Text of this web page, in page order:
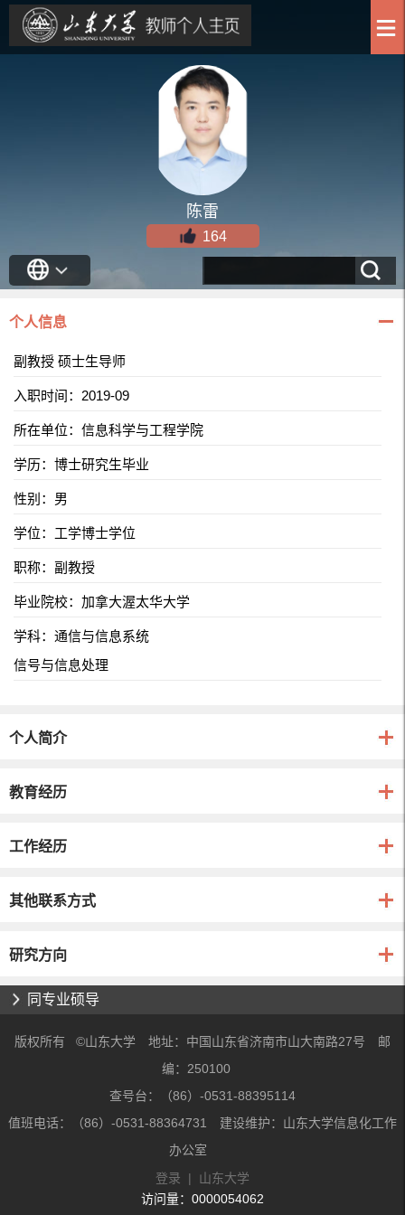
陈雷
164
个人信息
副教授 硕士生导师
入职时间：2019-09
所在单位：信息科学与工程学院
学历：博士研究生毕业
性别：男
学位：工学博士学位
职称：副教授
毕业院校：加拿大渥太华大学
学科：通信与信息系统
信号与信息处理
个人简介
教育经历
工作经历
其他联系方式
研究方向
同专业硕导
版权所有 ©山东大学 地址：中国山东省济南市山大南路27号 邮
编：250100
查号台：（86）-0531-88395114
值班电话：（86）-0531-88364731 建设维护：山东大学信息化工作
办公室
登录 | 山东大学
访问量： 0000054062